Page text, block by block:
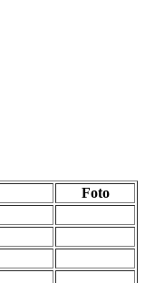
Foto